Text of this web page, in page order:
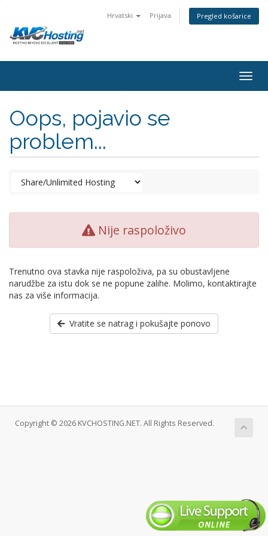
Hrvatski Prijava Pregled košarice
Oops, pojavio se
problem...
Nije raspoloživo
Trenutno ova stavka nije raspoloživa, pa su obustavljene
narudžbe za istu dok se ne popune zalihe. Molimo, kontaktirajte
nas za više informacija.
Vratite se natrag i pokušajte ponovo
Copyright © 2026 KVCHOSTING.NET. All Rights Reserved.